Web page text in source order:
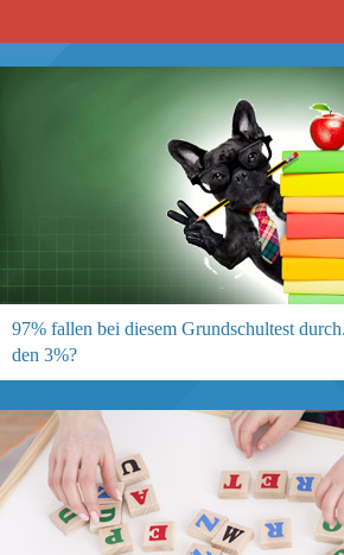
97% fallen bei diesem Grundschultest
den 3%?